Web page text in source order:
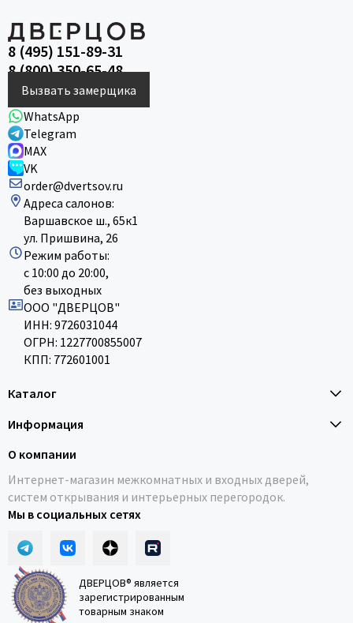
8 (495) 151-89-31
8 (800) 350-65-48
Вызвать замерщика
WhatsApp
Telegram
MAX
VK
order@dvertsov.ru
Адреса салонов:
Варшавское ш., 65к1
ул. Пришвина, 26
Режим работы:
с 10:00 до 20:00,
без выходных
ООО "ДВЕРЦОВ"
ИНН: 9726031044
ОГРН: 1227700855007
КПП: 772601001
Каталог
Информация
О компании
Интернет-магазин межкомнатных и входных дверей,
систем открывания и интерьерных перегородок.
Мы в социальных сетях
ДВЕРЦОВ® является
зарегистрированным
товарным знаком